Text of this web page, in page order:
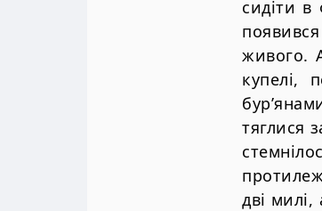
сидiти в
живого.
купелi,
тяглися
двi милi,